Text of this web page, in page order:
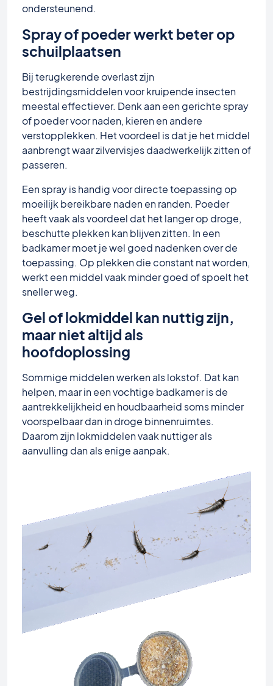
ondersteunend.
Spray of poeder werkt beter op
schuilplaatsen
Bij terugkerende overlast zijn
bestrijdingsmiddelen voor kruipende insecten
meestal effectiever. Denk aan een gerichte spray
of poeder voor naden, kieren en andere
verstopplekken. Het voordeel is dat je het middel
aanbrengt waar zilvervisjes daadwerkelijk zitten of
passeren.
Een spray is handig voor directe toepassing op
moeilijk bereikbare naden en randen. Poeder
heeft vaak als voordeel dat het langer op droge,
beschutte plekken kan blijven zitten. In een
badkamer moet je wel goed nadenken over de
toepassing. Op plekken die constant nat worden,
werkt een middel vaak minder goed of spoelt het
sneller weg.
Gel of lokmiddel kan nuttig zijn,
maar niet altijd als
hoofdoplossing
Sommige middelen werken als lokstof. Dat kan
helpen, maar in een vochtige badkamer is de
aantrekkelijkheid en houdbaarheid soms minder
voorspelbaar dan in droge binnenruimtes.
Daarom zijn lokmiddelen vaak nuttiger als
aanvulling dan als enige aanpak.